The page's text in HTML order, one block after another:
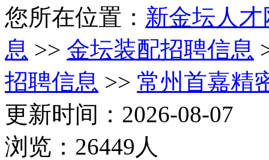
您所在位置： 新金坛人才
息 >> 金坛装配招聘信息
招聘信息 >> 常州首嘉精
更新时间：2026-08-07
浏览：26449人